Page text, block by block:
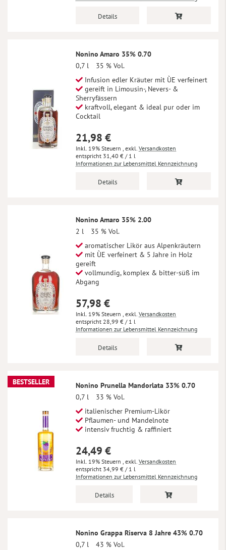
Details
Nonino Amaro 35% 0.70
0,7 l
35 % Vol.
Infusion edler Kräuter mit ÙE verfeinert
gereift in Limousin-, Nevers- &
Sherryfässern
kraftvoll, elegant & ideal pur oder im
Cocktail
21,98 €
Inkl. 19% Steuern , exkl. Versandkosten
31,40 € / 1 l
Informationen zur Lebensmittel Kennzeichnung
Details
Nonino Amaro 35% 2.00
2 l
35 % Vol.
aromatischer Likör aus Alpenkräutern
mit ÙE verfeinert & 5 Jahre in Holz
gereift
vollmundig, komplex & bitter-süß im
Abgang
57,98 €
Inkl. 19% Steuern , exkl. Versandkosten
28,99 € / 1 l
Informationen zur Lebensmittel Kennzeichnung
Details
BESTSELLER
Nonino Prunella Mandorlata 33% 0.70
0,7 l
33 % Vol.
italienischer Premium-Likör
Pflaumen- und Mandelnote
intensiv fruchtig & raffiniert
24,49 €
Inkl. 19% Steuern , exkl. Versandkosten
34,99 € / 1 l
Informationen zur Lebensmittel Kennzeichnung
Details
Nonino Grappa Riserva 8 Jahre 43% 0.70
0,7 l
43 % Vol.